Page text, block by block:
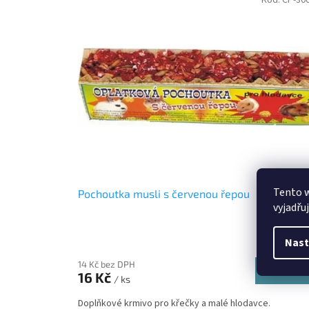
Tento
Pochoutka musli s červenou řepou
Skladem
14 Kč bez DPH
16 Kč / ks
Doplňkové krmivo pro křečky a malé hlodavce.